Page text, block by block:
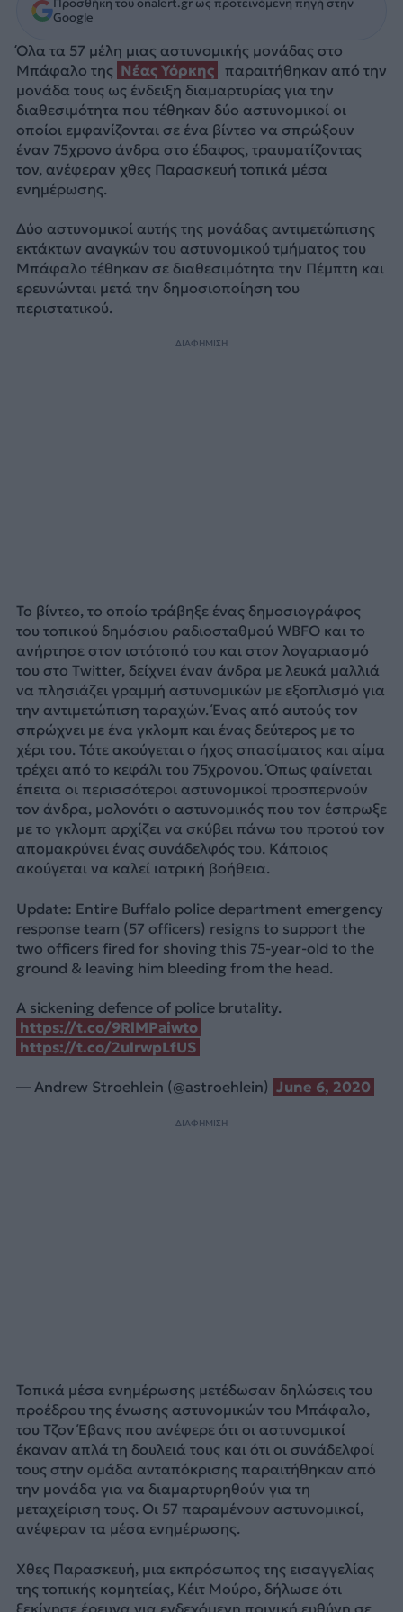
Google
Όλα τα 57 μέλη μιας αστυνομικής μονάδας στο
Μπάφαλο της Νέας Υόρκης
παραιτήθηκαν από την
μονάδα τους ως ένδειξη διαμαρτυρίας για την
διαθεσιμότητα που τέθηκαν δύο αστυνομικοί οι
οποίοι εμφανίζονται σε ένα βίντεο να σπρώξουν
έναν 75χρονο άνδρα στο έδαφος, τραυματίζοντας
τον, ανέφεραν χθες Παρασκευή τοπικά μέσα
ενημέρωσης.
Δύο αστυνομικοί αυτής της μονάδας αντιμετώπισης
εκτάκτων αναγκών του αστυνομικού τμήματος του
Μπάφαλο τέθηκαν σε διαθεσιμότητα την Πέμπτη και
ερευνώνται μετά την δημοσιοποίηση του
περιστατικού.
ΔΙΑΦΗΜΙΣΗ
Το βίντεο, το οποίο τράβηξε ένας δημοσιογράφος
του τοπικού δημόσιου ραδιοσταθμού WBFO και το
ανήρτησε στον ιστότοπό του και στον λογαριασμό
του στο Twitter, δείχνει έναν άνδρα με λευκά μαλλιά
να πλησιάζει γραμμή αστυνομικών με εξοπλισμό για
την αντιμετώπιση ταραχών. Ένας από αυτούς τον
σπρώχνει με ένα γκλομπ και ένας δεύτερος με το
χέρι του. Τότε ακούγεται ο ήχος σπασίματος και αίμα
τρέχει από το κεφάλι του 75χρονου. Όπως φαίνεται
έπειτα οι περισσότεροι αστυνομικοί προσπερνούν
τον άνδρα, μολονότι ο αστυνομικός που τον έσπρωξε
με το γκλομπ αρχίζει να σκύβει πάνω του προτού τον
απομακρύνει ένας συνάδελφός του. Κάποιος
ακούγεται να καλεί ιατρική βοήθεια.
Update: Entire Buffalo police department emergency
response team (57 officers) resigns to support the
two officers fired for shoving this 75-year-old to the
ground & leaving him bleeding from the head.
A sickening defence of police brutality.
https://t.co/9RlMPaiwto
https://t.co/2ulrwpLfUS
— Andrew Stroehlein (@astroehlein) June 6, 2020
ΔΙΑΦΗΜΙΣΗ
Τοπικά μέσα ενημέρωσης μετέδωσαν δηλώσεις του
προέδρου της ένωσης αστυνομικών του Μπάφαλο,
του Τζον Έβανς που ανέφερε ότι οι αστυνομικοί
έκαναν απλά τη δουλειά τους και ότι οι συνάδελφοί
τους στην ομάδα ανταπόκρισης παραιτήθηκαν από
την μονάδα για να διαμαρτυρηθούν για τη
μεταχείριση τους. Οι 57 παραμένουν αστυνομικοί,
ανέφεραν τα μέσα ενημέρωσης.
Χθες Παρασκευή, μια εκπρόσωπος της εισαγγελίας
της τοπικής κομητείας, Κέιτ Μούρο, δήλωσε ότι
ξεκίνησε έρευνα για ενδεχόμενη ποινική ευθύνη σε